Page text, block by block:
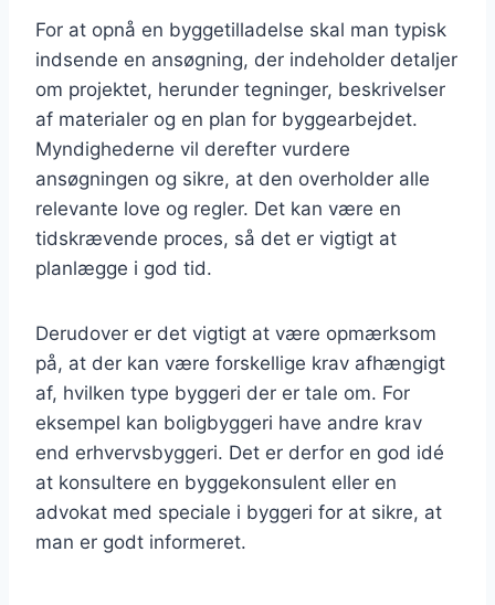
For at opnå en byggetilladelse skal man typisk
indsende en ansøgning, der indeholder detaljer
om projektet, herunder tegninger, beskrivelser
af materialer og en plan for byggearbejdet.
Myndighederne vil derefter vurdere
ansøgningen og sikre, at den overholder alle
relevante love og regler. Det kan være en
tidskrævende proces, så det er vigtigt at
planlægge i god tid.
Derudover er det vigtigt at være opmærksom
på, at der kan være forskellige krav afhængigt
af, hvilken type byggeri der er tale om. For
eksempel kan boligbyggeri have andre krav
end erhvervsbyggeri. Det er derfor en god idé
at konsultere en byggekonsulent eller en
advokat med speciale i byggeri for at sikre, at
man er godt informeret.